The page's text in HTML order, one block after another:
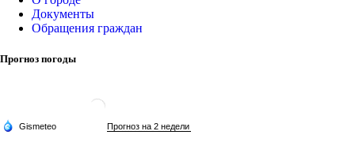
Документы
Обращения граждан
Прогноз погоды